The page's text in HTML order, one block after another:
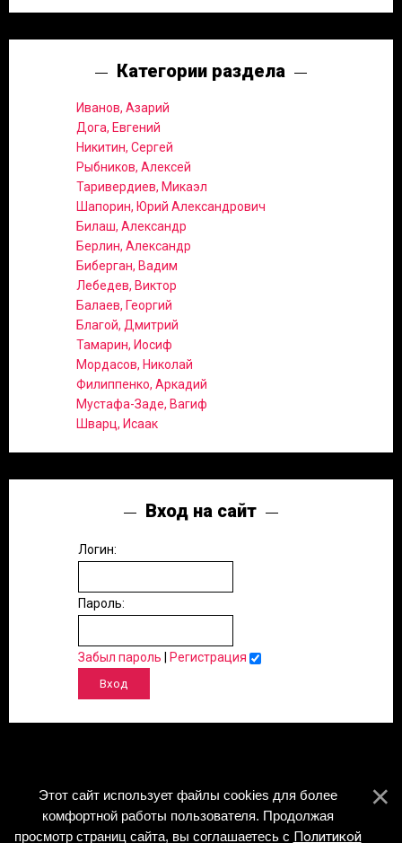
Категории раздела
Иванов, Азарий
Дога, Евгений
Никитин, Сергей
Рыбников, Алексей
Таривердиев, Микаэл
Шапорин, Юрий Александрович
Билаш, Александр
Берлин, Александр
Биберган, Вадим
Лебедев, Виктор
Балаев, Георгий
Благой, Дмитрий
Тамарин, Иосиф
Мордасов, Николай
Филиппенко, Аркадий
Мустафа-Заде, Вагиф
Шварц, Исаак
Вход на сайт
Логин:
Пароль:
Забыл пароль Регистрация
Этот сайт использует файлы cookies для более
комфортной работы пользователя. Продолжая
просмотр страниц сайта, вы соглашаетесь с Политикой